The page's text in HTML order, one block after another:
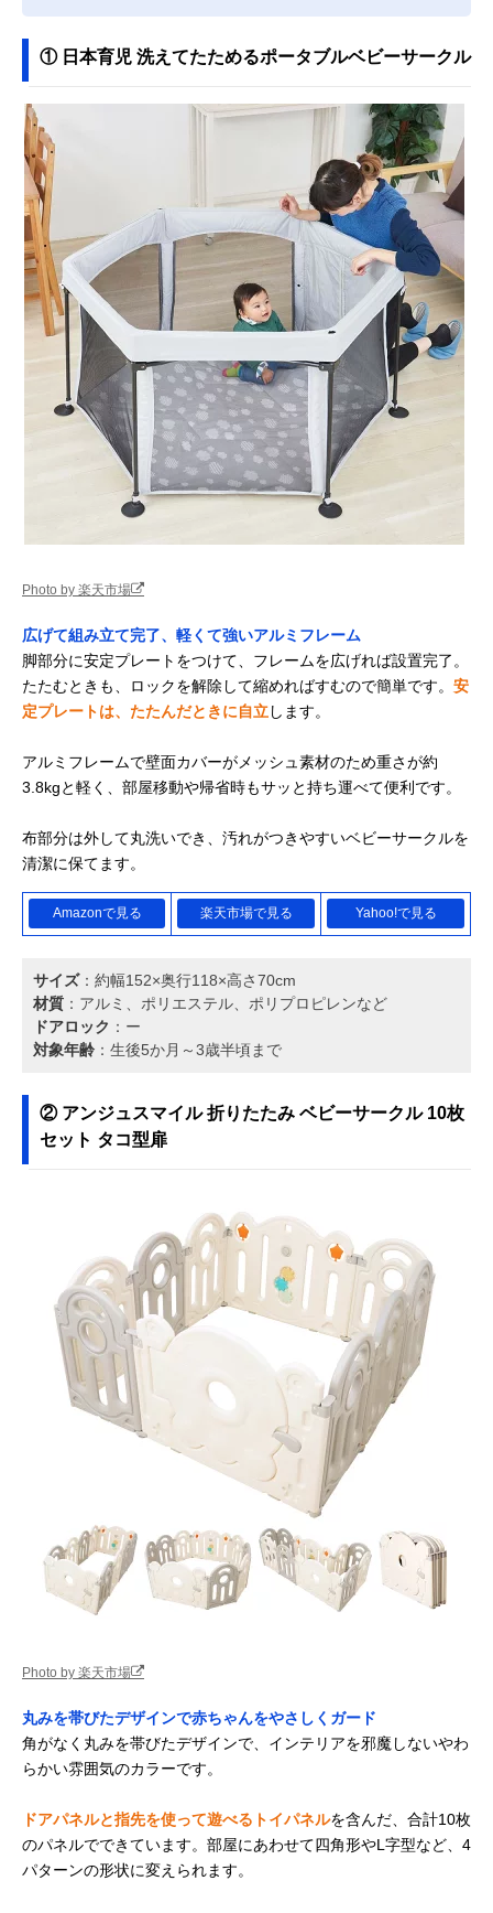
① 日本育児 洗えてたためるポータブルベビーサークル
Photo by 楽天市場
広げて組み立て完了、軽くて強いアルミフレーム
脚部分に安定プレートをつけて、フレームを広げれば設置完了。
たたむときも、ロックを解除して縮めればすむので簡単です。 安
定プレートは、たたんだときに自立します。
アルミフレームで壁面カバーがメッシュ素材のため重さが約
3.8kgと軽く、部屋移動や帰省時もサッと持ち運べて便利です。
布部分は外して丸洗いでき、汚れがつきやすいベビーサークルを
清潔に保てます。
Amazonで見る 楽天市場で見る Yahoo!で見る
サイズ：約幅152×奥行118×高さ70cm
材質 ：アルミ、ポリエステル、ポリプロピレンなど
ドアロック ：ー
対象年齢 ：生後5か月～3歳半頃まで
② アンジュスマイル 折りたたみ ベビーサークル 10枚
セット タコ型扉
Photo by 楽天市場
丸みを帯びたデザインで赤ちゃんをやさしくガード
角がなく丸みを帯びたデザインで、インテリアを邪魔しないやわ
らかい雰囲気のカラーです。
ドアパネルと指先を使って遊べるトイパネルを含んだ、合計10枚
のパネルでできています。部屋にあわせて四角形やL字型など、4
パターンの形状に変えられます。